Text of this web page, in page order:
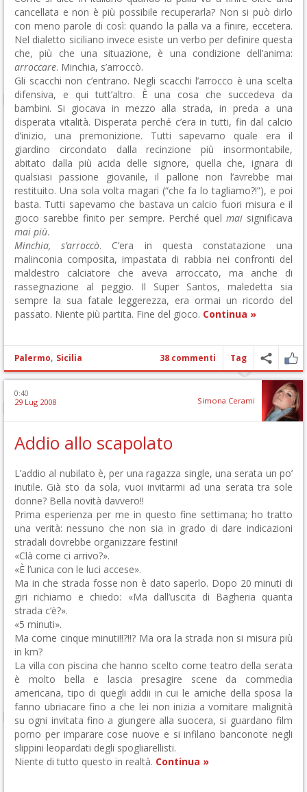
cancellata e non è più possibile recuperarla? Non si può dirlo
con meno parole di così: quando la palla va a finire, eccetera.
Nel dialetto siciliano invece esiste un verbo per definire questa
che, più che una situazione, è una condizione dell’anima:
arroccare. Minchia, s’arroccò.
Gli scacchi non c’entrano. Negli scacchi l’arrocco è una scelta
difensiva, e qui tutt’altro. È una cosa che succedeva da
bambini. Si giocava in mezzo alla strada, in preda a una
disperata vitalità. Disperata perché c’era in tutti, fin dal calcio
d’inizio, una premonizione. Tutti sapevamo quale era il
giardino circondato dalla recinzione più insormontabile,
abitato dalla più acida delle signore, quella che, ignara di
qualsiasi passione giovanile, il pallone non l’avrebbe mai
restituito. Una sola volta magari (“che fa lo tagliamo?!”), e poi
basta. Tutti sapevamo che bastava un calcio fuori misura e il
gioco sarebbe finito per sempre. Perché quel maisignificava
mai più.
Minchia, s’arroccò. C’era in questa constatazione una
malinconia composita, impastata di rabbia nei confronti del
maldestro calciatore che aveva arroccato, ma anche di
rassegnazione al peggio. Il Super Santos, maledetta sia
sempre la sua fatale leggerezza, era ormai un ricordo del
passato. Niente più partita. Fine del gioco. Continua »
Palermo, Sicilia 38 commenti Tag
0:40
29 Lug 2008 Simona Cerami
Addio allo scapolato
L’addio al nubilato è, per una ragazza single, una serata un po’
inutile. Già sto da sola, vuoi invitarmi ad una serata tra sole
donne? Bella novità davvero!!
Prima esperienza per me in questo fine settimana; ho tratto
una verità: nessuno che non sia in grado di dare indicazioni
stradali dovrebbe organizzare festini!
«Clà come ci arrivo?».
«È l’unica con le luci accese».
Ma in che strada fosse non è dato saperlo. Dopo 20 minuti di
giri richiamo e chiedo: «Ma dall’uscita di Bagheria quanta
strada c’è?».
«5 minuti».
Ma come cinque minuti!!?!!? Ma ora la strada non si misura più
in km?
La villa con piscina che hanno scelto come teatro della serata
è molto bella e lascia presagire scene da commedia
americana, tipo di quegli addii in cui le amiche della sposa la
fanno ubriacare fino a che lei non inizia a vomitare malignità
su ogni invitata fino a giungere alla suocera, si guardano film
porno per imparare cose nuove e si infilano banconote negli
slippini leopardati degli spogliarellisti.
Niente di tutto questo in realtà. Continua »